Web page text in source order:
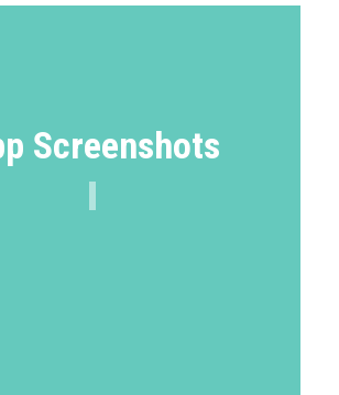
Screenshots